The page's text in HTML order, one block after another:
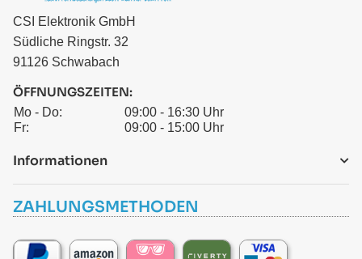
CSI Elektronik GmbH
Südliche Ringstr. 32
91126 Schwabach
ÖFFNUNGSZEITEN:
Mo - Do:
09:00 - 16:30 Uhr
Fr:
09:00 - 15:00 Uhr
Informationen
ZAHLUNGSMETHODEN